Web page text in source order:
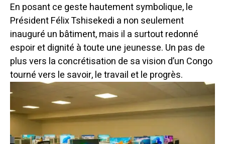
En posant ce geste hautement symbolique, le
Président Félix Tshisekedi a non seulement
inauguré un bâtiment, mais il a surtout redonné
espoir et dignité à toute une jeunesse. Un pas de
plus vers la concrétisation de sa vision d’un Congo
tourné vers le savoir, le travail et le progrès.